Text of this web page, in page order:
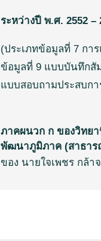
ระหว่างปี พ.ศ. 2552 –
(ประเภทข้อมูลที่ 7 กา
ข้อมูลที่ 9 แบบบันทึกสั
แบบสอบถามประสบก
ภาคผนวก ก ของวิทย
พัฒนาภูมิภาค (สาธา
ของ นายใจเพชร กล้า